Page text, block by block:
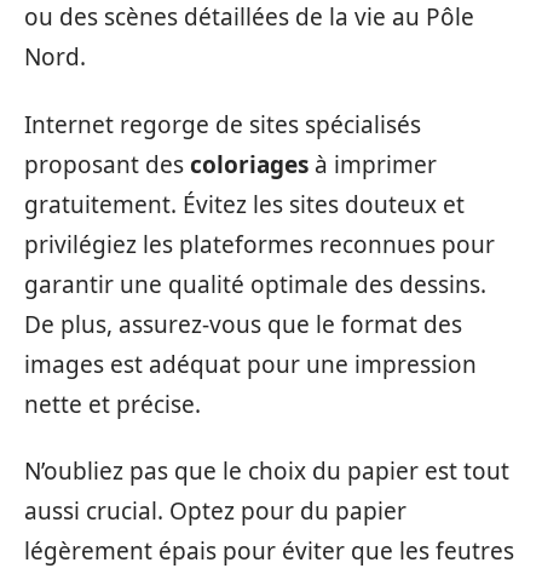
ou des scènes détaillées de la vie au Pôle
Nord.
Internet regorge de sites spécialisés
proposant descoloriages à imprimer
gratuitement. Évitez les sites douteux et
privilégiez les plateformes reconnues pour
garantir une qualité optimale des dessins.
De plus, assurez-vous que le format des
images est adéquat pour une impression
nette et précise.
N’oubliez pas que le choix du papier est tout
aussi crucial. Optez pour du papier
légèrement épais pour éviter que les feutres